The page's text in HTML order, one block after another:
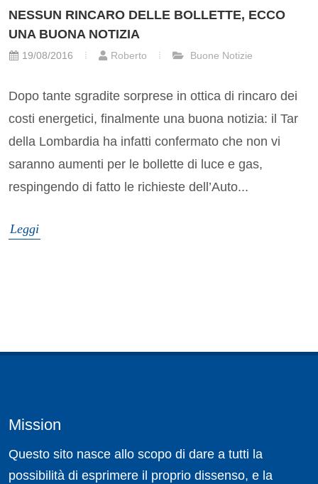
NESSUN RINCARO DELLE BOLLETTE, ECCO
UNA BUONA NOTIZIA
19/08/2016 Roberto Buone Notizie
Dopo tante sgradite sorprese in ottica di rincaro dei
costi energetici, finalmente una buona notizia: il Tar
della Lombardia ha infatti confermato che non vi
saranno aumenti per le bollette di luce e gas,
respingendo di fatto le richieste dell’Auto...
Leggi
Mission
Questo sito nasce allo scopo di dare a tutti la
possibilità di esprimere il proprio dissenso, e la